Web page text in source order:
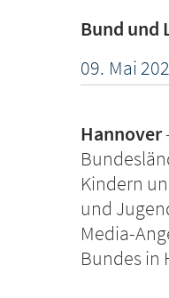
Bund und
09. Mai
Hannover
Kindern
und
Media-
Bundes in